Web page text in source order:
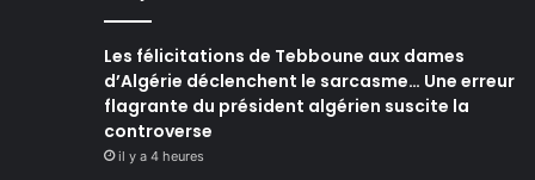
Les félicitations de Tebboune aux dames
d’Algérie déclenchent le sarcasme… Une erreur
flagrante du président algérien suscite la
controverse
il y a 4 heures